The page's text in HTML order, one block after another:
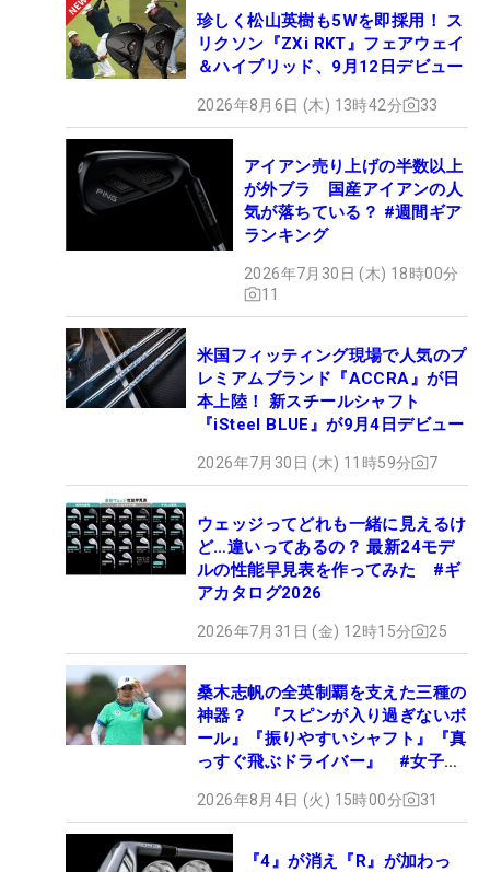
珍しく松山英樹も5Wを即採用！ ス
リクソン『ZXi RKT』フェアウェイ
＆ハイブリッド、9月12日デビュー
2026年8月6日 (木) 13時42分 33
アイアン売り上げの半数以上
が外ブラ 国産アイアンの人
気が落ちている？ #週間ギア
ランキング
2026年7月30日 (木) 18時00分
11
米国フィッティング現場で人気のプ
レミアムブランド『ACCRA』が日
本上陸！ 新スチールシャフト
『iSteel BLUE』が9月4日デビュー
2026年7月30日 (木) 11時59分 7
ウェッジってどれも一緒に見えるけ
ど…違いってあるの？ 最新24モデ
ルの性能早見表を作ってみた #ギ
アカタログ2026
2026年7月31日 (金) 12時15分 25
桑木志帆の全英制覇を支えた三種の
神器？ 『スピンが入り過ぎないボ
ール』『振りやすいシャフト』『真
っすぐ飛ぶドライバー』 #女子プ
2026年8月4日 (火) 15時00分 31
『4』が消え『R』が加わっ